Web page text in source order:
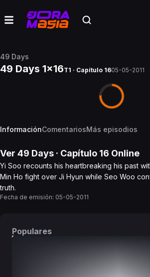
49 Days
49 Days 1x16T1 · Capítulo 1605-05-2011
InformaciónComentariosMás episodios
Ver 49 Days · Capítulo 16 Online
Yi Soo recounts his heartbreaking his past
Min Ho fight over Ji Hyun while Seo Woo
truth.
Fecha de emisión: 05-05-2011
Populares